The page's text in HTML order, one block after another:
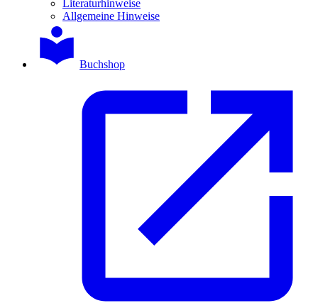
Literaturhinweise
Allgemeine Hinweise
Buchshop